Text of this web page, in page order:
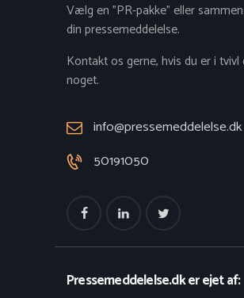
Vælg en "PR-pakke" eller
din pressemeddelelse.
Kontakt os gerne, hvis du er i tvivl
noget.
info@pressemeddelelse.dk
50191050
Pressemeddelelse.dk er ejet af: